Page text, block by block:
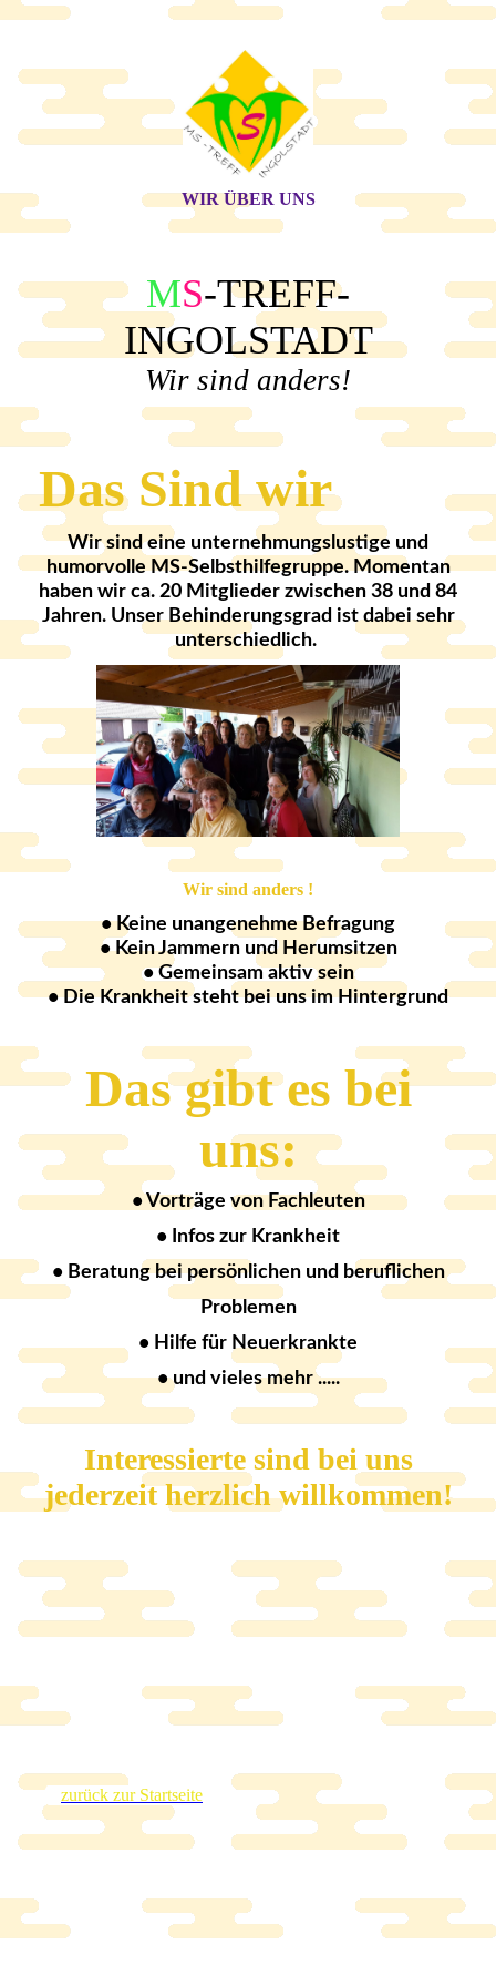
WIR ÜBER UNS
MS-TREFF-
INGOLSTADT
Wir sind anders!
Das Sind wir
Wir sind eine unternehmungslustige und
humorvolle MS-Selbsthilfegruppe. Momentan
haben wir ca. 20 Mitglieder zwischen 38 und 84
Jahren. Unser Behinderungsgrad ist dabei sehr
unterschiedlich.
Wir sind anders !
• Keine unangenehme Befragung
• Kein Jammern und Herumsitzen
• Gemeinsam aktiv sein
• Die Krankheit steht bei uns im Hintergrund
Das gibt es bei
uns:
• Vorträge von Fachleuten
• Infos zur Krankheit
• Beratung bei persönlichen und beruflichen
Problemen
• Hilfe für Neuerkrankte
• und vieles mehr .....
Interessierte sind bei uns
jederzeit herzlich willkommen!
zurück zur Startseite